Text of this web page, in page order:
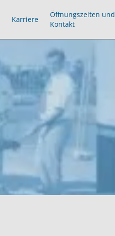
Karriere
Öffnungszeiten und
Kontakt